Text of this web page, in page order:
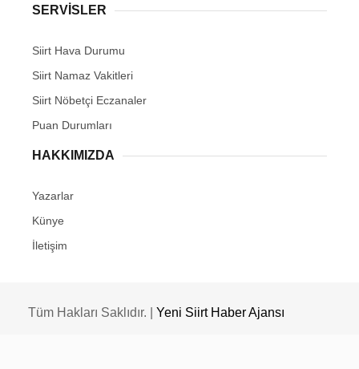
SERVİSLER
Siirt Hava Durumu
Siirt Namaz Vakitleri
Siirt Nöbetçi Eczanaler
Puan Durumları
HAKKIMIZDA
Yazarlar
Künye
İletişim
Tüm Hakları Saklıdır. | Yeni Siirt Haber Ajansı